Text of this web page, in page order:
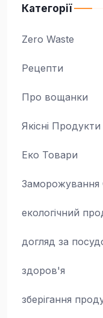
Категорії
Zero Waste
Рецепти
Про вощанки
Якісні Продукти
Еко Товари
Заморожування
екологічний
догляд за
здоров'я
зберігання